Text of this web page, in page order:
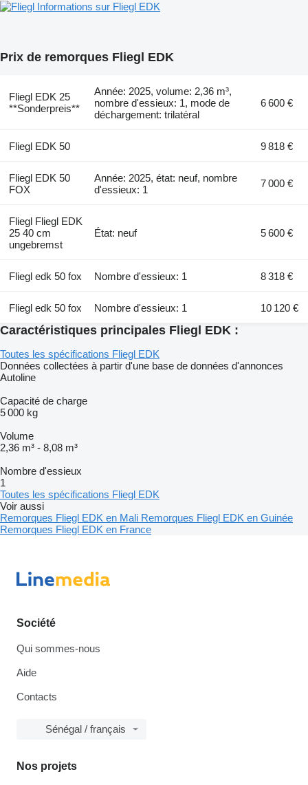
Informations sur Fliegl EDK
Prix de remorques Fliegl EDK
Fliegl EDK 25
**Sonderpreis**
Année: 2025, volume: 2,36 m³,
nombre d'essieux: 1, mode de
déchargement: trilatéral
6 600 €
Fliegl EDK 50 9 818 €
Fliegl EDK 50
FOX
Année: 2025, état: neuf, nombre
d'essieux: 1
7 000 €
Fliegl Fliegl EDK
25 40 cm
ungebremst
État: neuf 5 600 €
Fliegl edk 50 fox Nombre d'essieux: 1 8 318 €
Fliegl edk 50 fox Nombre d'essieux: 1 10 120 €
Caractéristiques principales Fliegl EDK :
Toutes les spécifications Fliegl EDK
Données collectées à partir d'une base de données d'annonces
Autoline
Capacité de charge
5 000 kg
Volume
2,36 m³ - 8,08 m³
Nombre d'essieux
1
Toutes les spécifications Fliegl EDK
Voir aussi
Remorques Fliegl EDK en Mali Remorques Fliegl EDK en Guinée
Remorques Fliegl EDK en France
Société
Qui sommes-nous
Aide
Contacts
Sénégal / français
Nos projets